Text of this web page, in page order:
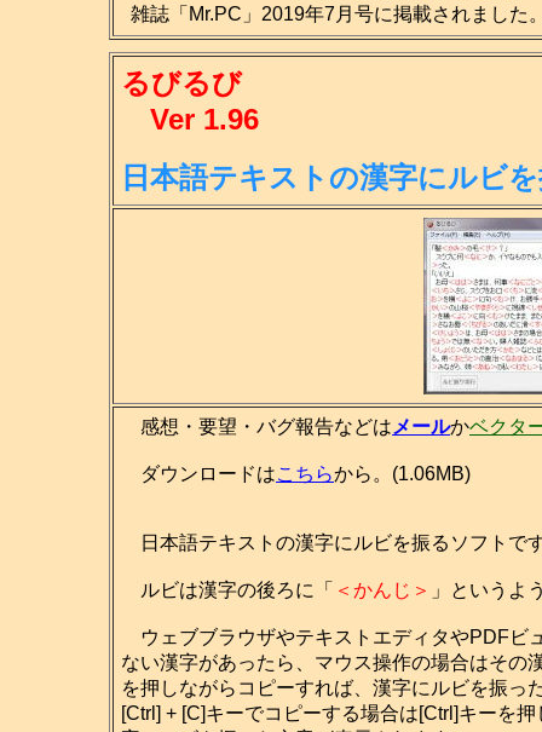
雑誌「Mr.PC」2019年7月号に掲載されました
るびるび
Ver 1.96
日本語テキストの漢字にルビ
感想・要望・バグ報告などは メールかベクタ
ダウンロードはこちらから。(1.06MB)
日本語テキストの漢字にルビを振るソフトで
ルビは漢字の後ろに「 ＜かんじ＞ 」というよ
ウェブブラウザやテキストエディタやPDFビ
ない漢字があったら、マウス操作の場合はその
を押しながらコピーすれば、漢字にルビを振っ
[Ctrl] + [C]キーでコピーする場合は[Ctrl]キーを